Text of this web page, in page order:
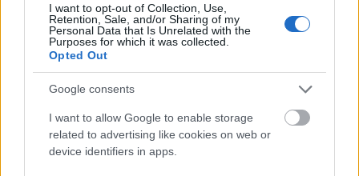
I want to opt-out of Collection, Use,
Retention, Sale, and/or Sharing of my
Personal Data that Is Unrelated with the
Purposes for which it was collected.
Opted Out
Google consents
I want to allow Google to enable storage
related to advertising like cookies on web or
device identifiers in apps.
Országos hírek
A LAKOSSÁGRA IS FONTOS SZEREP HÁRUL A
SZÚNYOGINVÁZIÓ ELKERÜLÉSÉBEN
Országos hírek
Túlfogyasztás napja - július 30-ra felhasználta az
emberiség a Föld egész évre elegendő erőforrásait